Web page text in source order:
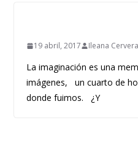
19 abril, 2017 Ileana Cervera
La imaginación es una
imágenes, un cuarto de
donde fuimos. ¿Y